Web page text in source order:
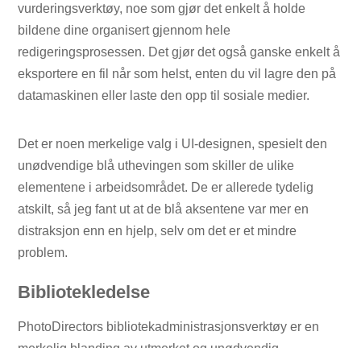
vurderingsverktøy, noe som gjør det enkelt å holde
bildene dine organisert gjennom hele
redigeringsprosessen. Det gjør det også ganske enkelt å
eksportere en fil når som helst, enten du vil lagre den på
datamaskinen eller laste den opp til sosiale medier.
Det er noen merkelige valg i UI-designen, spesielt den
unødvendige blå uthevingen som skiller de ulike
elementene i arbeidsområdet. De er allerede tydelig
atskilt, så jeg fant ut at de blå aksentene var mer en
distraksjon enn en hjelp, selv om det er et mindre
problem.
Bibliotekledelse
PhotoDirectors bibliotekadministrasjonsverktøy er en